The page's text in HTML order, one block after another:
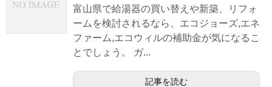
富山県で給湯器の買い替えや新築、リフォ
ームを検討されるなら、エコジョーズ,エネ
ファーム,エコウィルの補助金が気になるこ
とでしょう。 ガ...
記事を読む